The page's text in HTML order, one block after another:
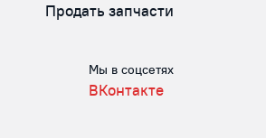
Продать запчасти
Мы в соцсетях
ВКонтакте